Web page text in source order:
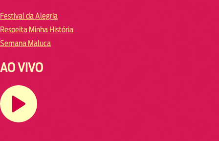
Festival da Alegria
Respeita Minha História
Semana Maluca
AO VIVO